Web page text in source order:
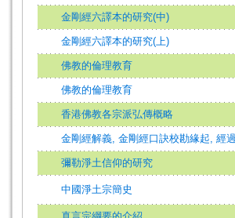
金剛經六譯本的研究(中)
金剛經六譯本的研究(上)
佛教的倫理教育
佛教的倫理教育
香港佛教各宗派弘傳概略
金剛經解義, 金剛經口訣校勘緣起, 經
彌勒淨土信仰的研究
中國淨土宗簡史